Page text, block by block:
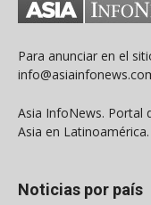
Para anunciar en el
Asia InfoNews. Portal
Asia en Latinoamérica.
Noticias por país